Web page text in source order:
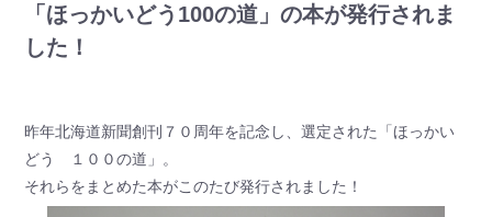
「ほっかいどう100の道」の本が発行されま
した！
昨年北海道新聞創刊７０周年を記念し、選定された「ほっかい
どう １００の道」。
それらをまとめた本がこのたび発行されました！